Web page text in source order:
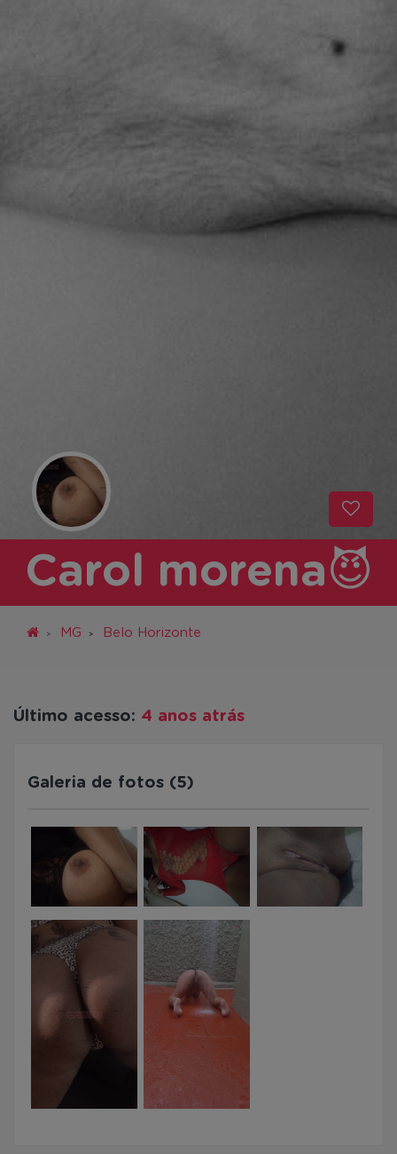
Carol morena😈
MG Belo Horizonte
Último acesso: 4 anos atrás
Galeria de fotos (5)